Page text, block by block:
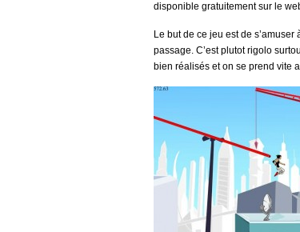
disponible gratuitement sur le
Le but de ce jeu est de
passage. C’est plutot rigolo
bien réalisés et on se prend vite